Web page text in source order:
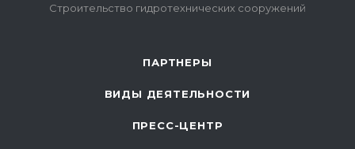
Строительство гидротехнических сооружений
ПАРТНЕРЫ
ВИДЫ ДЕЯТЕЛЬНОСТИ
ПРЕСС-ЦЕНТР